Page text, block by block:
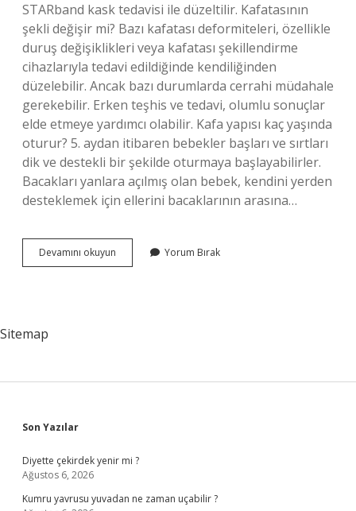
STARband kask tedavisi ile düzeltilir. Kafatasının
şekli değişir mi? Bazı kafatası deformiteleri, özellikle
duruş değişiklikleri veya kafatası şekillendirme
cihazlarıyla tedavi edildiğinde kendiliğinden
düzelebilir. Ancak bazı durumlarda cerrahi müdahale
gerekebilir. Erken teşhis ve tedavi, olumlu sonuçlar
elde etmeye yardımcı olabilir. Kafa yapısı kaç yaşında
oturur? 5. aydan itibaren bebekler başları ve sırtları
dik ve destekli bir şekilde oturmaya başlayabilirler.
Bacakları yanlara açılmış olan bebek, kendini yerden
desteklemek için ellerini bacaklarının arasına…
Devamını okuyun
Şekli
Yorum Bırak
Sitemap
Sidebar
Son Yazılar
Diyette çekirdek yenir mi ?
Ağustos 6, 2026
Kumru yavrusu yuvadan ne zaman uçabilir ?